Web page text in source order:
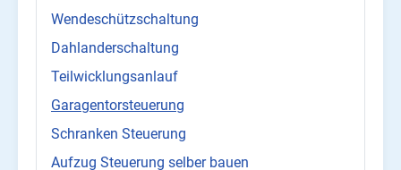
Wendeschützschaltung
Dahlanderschaltung
Teilwicklungsanlauf
Garagentorsteuerung
Schranken Steuerung
Aufzug Steuerung selber bauen